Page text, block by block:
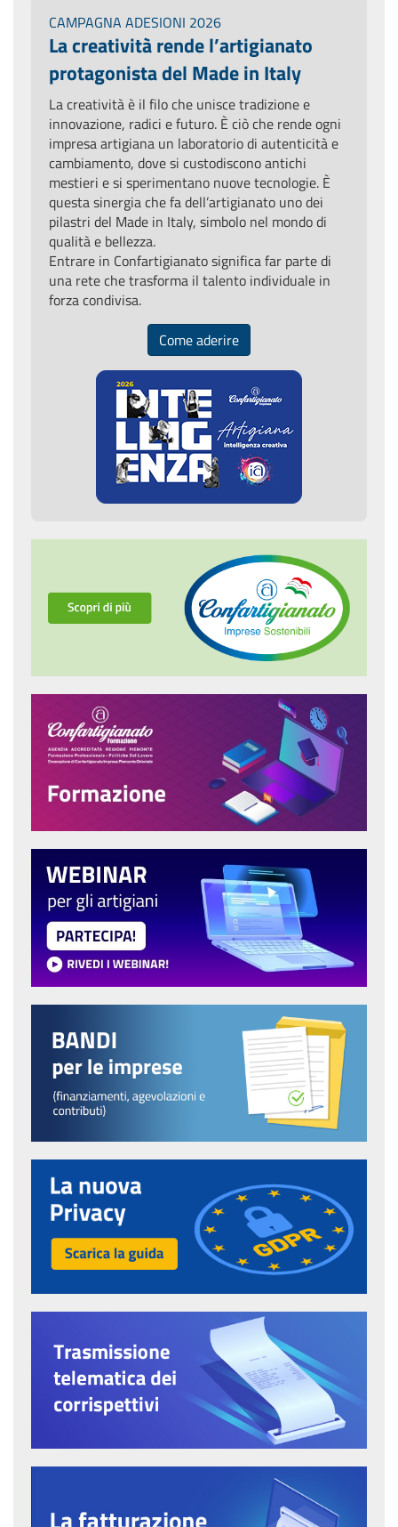
CAMPAGNA ADESIONI 2026
La creatività rende l’artigianato
protagonista del Made in Italy
La creatività è il filo che unisce tradizione e
innovazione, radici e futuro. È ciò che rende ogni
impresa artigiana un laboratorio di autenticità e
cambiamento, dove si custodiscono antichi
mestieri e si sperimentano nuove tecnologie. È
questa sinergia che fa dell’artigianato uno dei
pilastri del Made in Italy, simbolo nel mondo di
qualità e bellezza.
Entrare in Confartigianato significa far parte di
una rete che trasforma il talento individuale in
forza condivisa.
Come aderire